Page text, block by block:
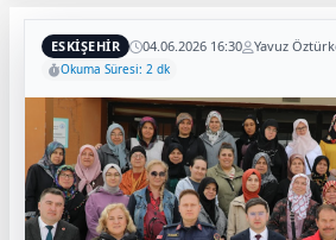
ESKIŞEHIR 04.06.2026 16:30 Yavuz Öztürk
Okuma Süresi: 2 dk